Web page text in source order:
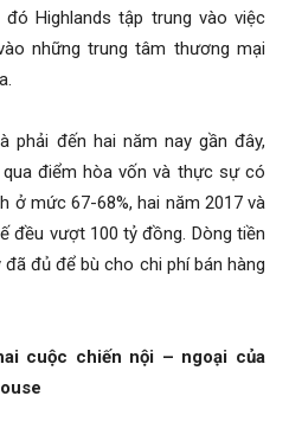
Highlands tập trung vào việc
những trung tâm thương mại
phải đến hai năm nay gần đây,
điểm hòa vốn và thực sự có
ở mức 67-68%, hai năm 2017 và
đều vượt 100 tỷ đồng. Dòng tiền
đủ để bù cho chi phí bán hàng
cuộc chiến nội – ngoại của